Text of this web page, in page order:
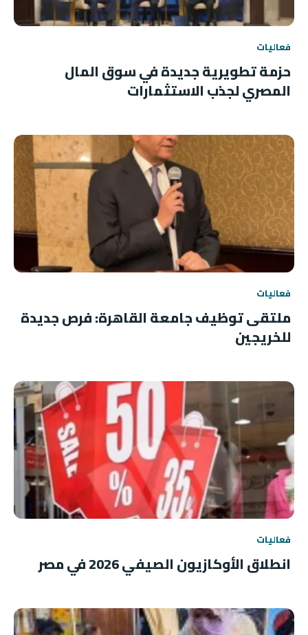
فعاليات
حزمة تطويرية جديدة في سوق المال
المصري لجذب الاستثمارات
فعاليات
ملتقى توظيف جامعة القاهرة: فرص جديدة
للخريجين
فعاليات
انطلاق الأوكازيون الصيفي 2026 في مصر